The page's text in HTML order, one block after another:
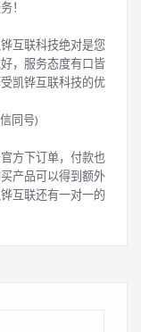
！
互联科技绝对是您
，服务态度有口皆
凯铧互联科技的优
同号)
方下订单，付款也
产品可以得到额外
互联还有一对一的